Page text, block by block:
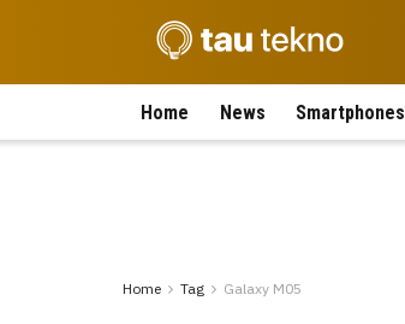
Home News Smartphones
Home Tag Galaxy M05